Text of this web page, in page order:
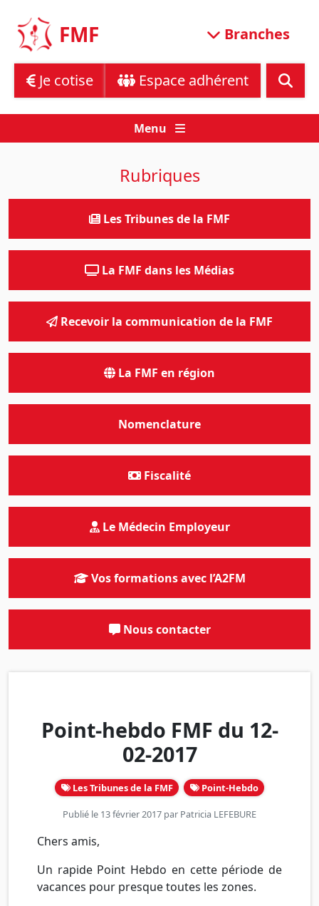
content
FMF Branches
Je cotise Espace adhérent
Menu
Point-hebdo FMF du 12-
02-2017
Les Tribunes de la FMF Point-Hebdo
Publié le 13 février 2017 par Patricia LEFEBURE
Chers amis,
Un rapide Point Hebdo en cette période de
vacances pour presque toutes les zones.
Rubriques
Les Tribunes de la FMF
La FMF dans les Médias
Recevoir la communication de la FMF
La FMF en région
Nomenclature
Fiscalité
Le Médecin Employeur
Vos formations avec l’A2FM
Nous contacter